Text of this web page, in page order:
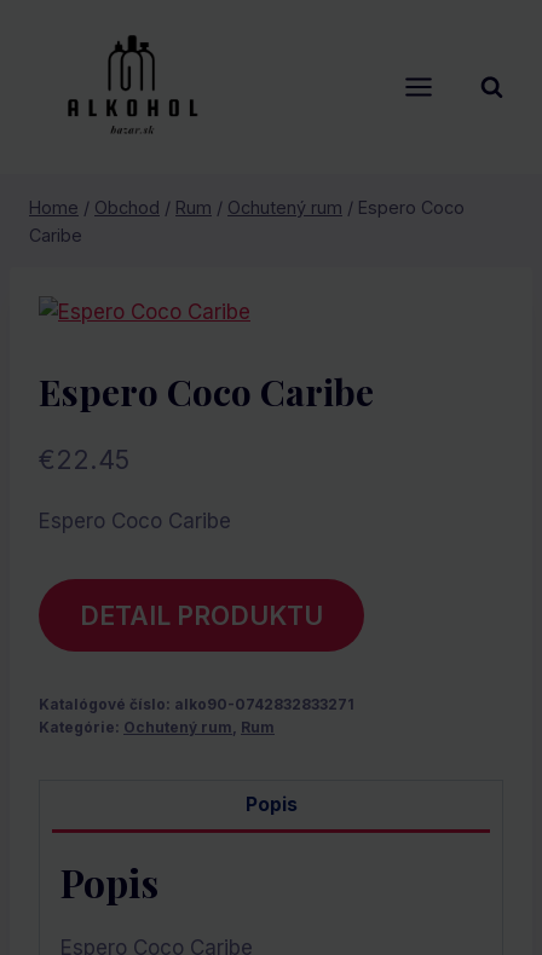
Home / Obchod / Rum / Ochutený rum / Espero Coco
Caribe
Espero Coco Caribe
€22.45
Espero Coco Caribe
DETAIL PRODUKTU
Katalógové číslo: alko90-0742832833271
Kategórie: Ochutený rum, Rum
Popis
Popis
Espero Coco Caribe